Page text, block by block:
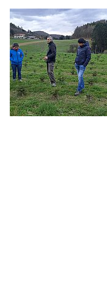
KontaktPositionierung.
Kunst &
Handwerk,
Soziales,
Identität
Mobilität &
Klimawandel,
Steigerung